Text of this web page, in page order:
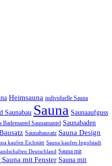
Heimsauna individuelle Sauna
Saunabau Sauna Saunaaufguss
Bademantel Saunamantel Saunabaden
Saunabausatz Sauna Design
kaufen Eichstätt Sauna kaufen Ingolstadt
Deutschland Sauna mit
mit Fenster Sauna mit